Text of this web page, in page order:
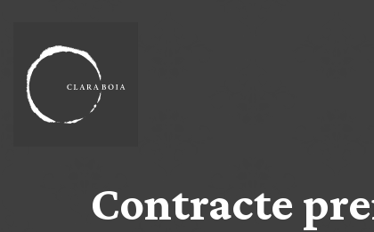
Contracte